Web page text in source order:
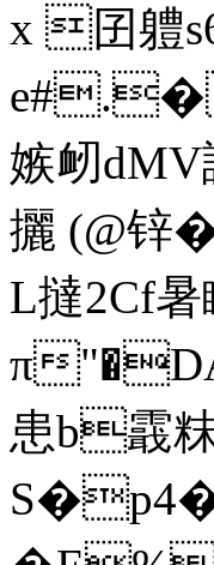
x 囝軆
嫉衂
攦 (@
L撻2Cf暑
π
患b霵